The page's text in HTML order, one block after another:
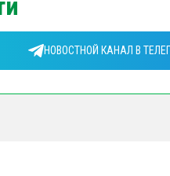
НОВОСТНОЙ КАНАЛ В